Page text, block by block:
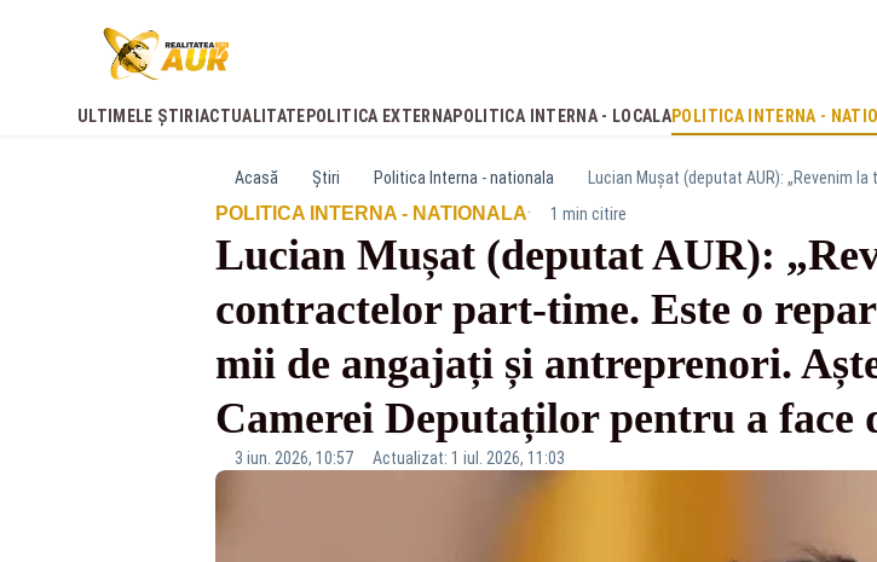
ULTIMELE ȘTIRI ACTUALITATE POLITICA EXTERNAPOLITICA INTERNA - LOCALAPOLITICA INTERNA -
Acasă Știri Politica Interna - nationala
POLITICA INTERNA - NATIONALA· 1 min citire
Lucian Mușat (deputat AUR):
contractelor part-time. Este o
mii de angajați și antreprenori.
Camerei Deputaților pentru a face
3 iun. 2026, 10:57 Actualizat: 1 iul. 2026, 11:03